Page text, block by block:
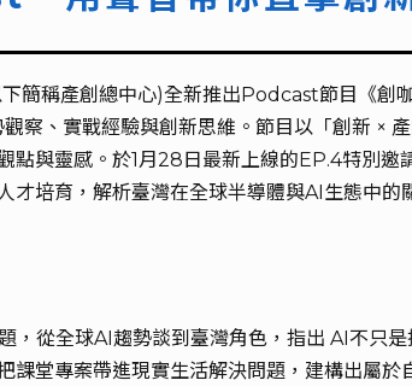
簡稱產創總中心)全新推出Podcast節目《創
察、實戰經驗與創新思維。節目以「創新 ×
與靈感。於1月28日最新上線的EP.4特別邀
培育，解析臺灣在全球半導體與AI生態中
，從全球AI趨勢談到臺灣角色，指出 AI不只
堂專案帶進現實生活解決問題，建構出屬於